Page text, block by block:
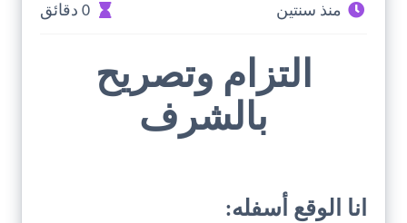
منذ سنتين 0 دقائق
التزام وتصريح
بالشرف
انا الوقع أسفله: